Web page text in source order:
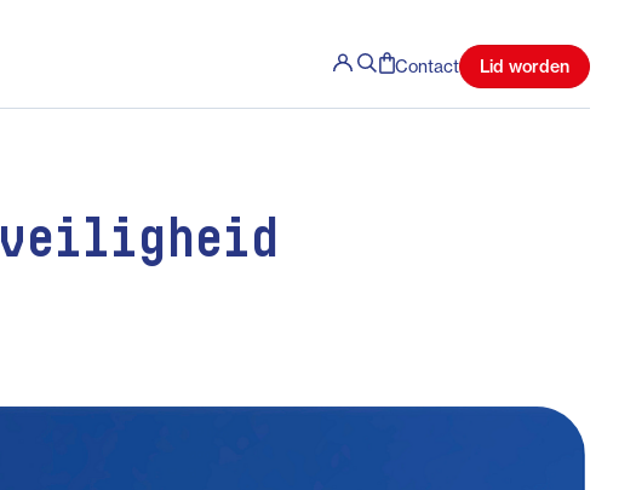
Contact Lid worden